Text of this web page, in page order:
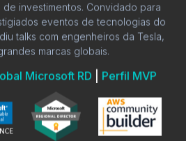
investimentos. Convidado para
eventos de tecnologias do
talks com engenheiros da Tesla,
marcas globais.
Microsoft RD Perfil MVP